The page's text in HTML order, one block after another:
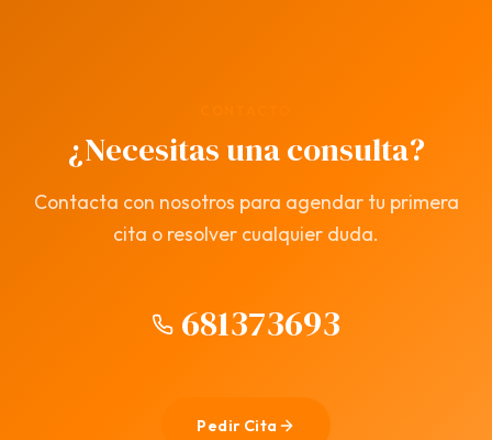
¿Necesitas una consulta?
Contacta con nosotros para agendar tu primera
cita o resolver cualquier duda.
681373693
Pedir Cita